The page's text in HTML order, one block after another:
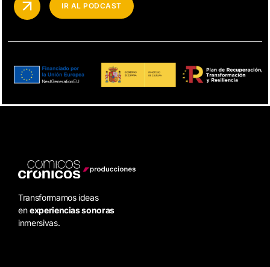
IR AL PODCAST
Transformamos ideas
enexperiencias sonoras
inmersivas.